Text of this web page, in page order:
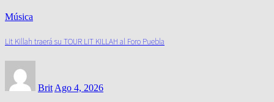
Música
Lit Killah traerá su TOUR LIT KILLAH al Foro Puebla
Brit Ago 4, 2026